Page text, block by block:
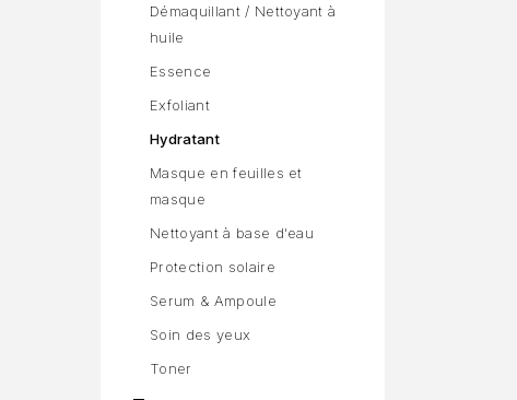
Démaquillant / Nettoyant à
huile
Essence
Exfoliant
Hydratant
Masque en feuilles et
masque
Nettoyant à base d'eau
Protection solaire
Serum & Ampoule
Soin des yeux
Toner